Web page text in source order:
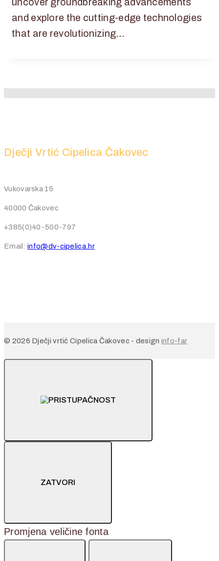
and explore the cutting-edge technologies
that are revolutionizing…
Dječji Vrtić Cipelica Čakovec
Vukovarska 15
40000 Čakovec
+385(0)40-500-797
Email:info@dv-cipelica.hr
© 2026 Dječji vrtić Cipelica Čakovec - design info-far
ZATVORI
Promjena veličine fonta